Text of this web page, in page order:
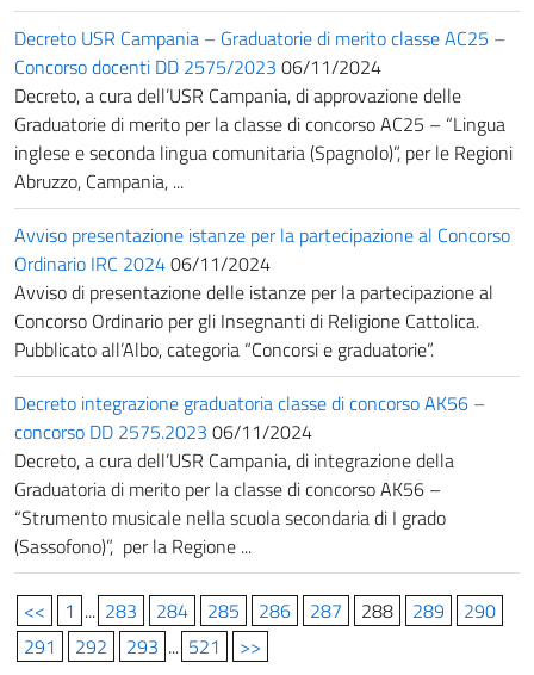
Decreto USR Campania – Graduatorie di merito classe AC25 –
Concorso docenti DD 2575/2023 06/11/2024
Decreto, a cura dell’USR Campania, di approvazione delle
Graduatorie di merito per la classe di concorso AC25 – “Lingua
inglese e seconda lingua comunitaria (Spagnolo)”, per le Regioni
Abruzzo, Campania, ...
Avviso presentazione istanze per la partecipazione al Concorso
Ordinario IRC 202406/11/2024
Avviso di presentazione delle istanze per la partecipazione al
Concorso Ordinario per gli Insegnanti di Religione Cattolica.
Pubblicato all’Albo, categoria “Concorsi e graduatorie”.
Decreto integrazione graduatoria classe di concorso AK56 –
concorso DD 2575.2023 06/11/2024
Decreto, a cura dell’USR Campania, di integrazione della
Graduatoria di merito per la classe di concorso AK56 –
“Strumento musicale nella scuola secondaria di I grado
(Sassofono)”, per la Regione ...
<< 1 ... 283 284 285 286 287 288 289
290
291
292 293 ... 521 >>